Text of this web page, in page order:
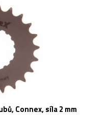
Connex, síla 2 mm